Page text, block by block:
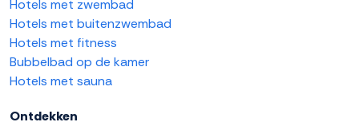
Hotels met zwembad
Hotels met buitenzwembad
Hotels met fitness
Bubbelbad op de kamer
Hotels met sauna
Ontdekken